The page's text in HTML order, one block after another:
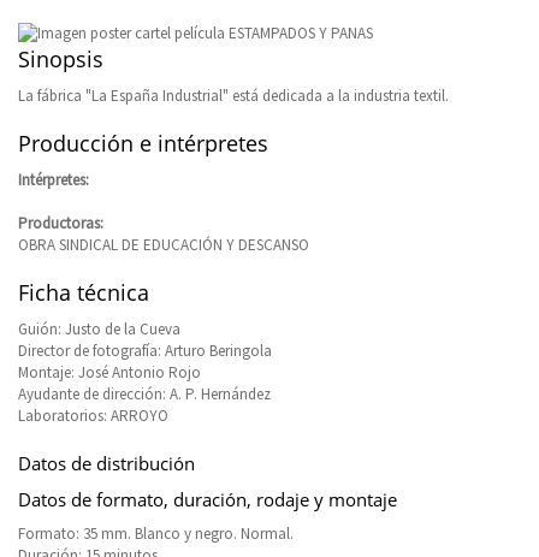
Sinopsis
La fábrica "La España Industrial" está dedicada a la industria textil.
Producción e intérpretes
Intérpretes:
Productoras:
OBRA SINDICAL DE EDUCACIÓN Y DESCANSO
Ficha técnica
Guión: Justo de la Cueva
Director de fotografía: Arturo Beringola
Montaje: José Antonio Rojo
Ayudante de dirección: A. P. Hernández
Laboratorios: ARROYO
Datos de distribución
Datos de formato, duración, rodaje y montaje
Formato: 35 mm. Blanco y negro. Normal.